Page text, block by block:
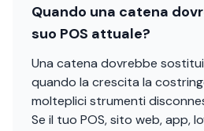
Quando una catena
suo POS attuale?
Una catena dovrebbe
quando la crescita la
molteplici strumenti
Se il tuo POS, sito web, app,